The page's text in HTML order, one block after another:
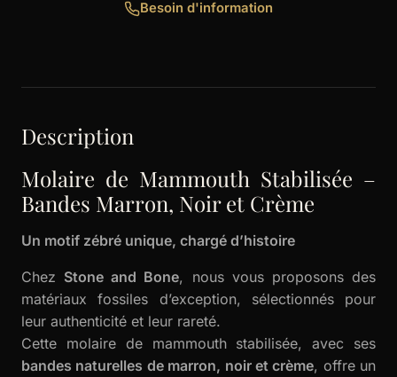
Besoin d'information
Description
Molaire de Mammouth Stabilisée –
Bandes Marron, Noir et Crème
Un motif zébré unique, chargé d’histoire
Chez Stone and Bone, nous vous proposons des
matériaux fossiles d’exception, sélectionnés pour
leur authenticité et leur rareté.
Cette molaire de mammouth stabilisée, avec ses
bandes naturelles de marron, noir et crème, offre un